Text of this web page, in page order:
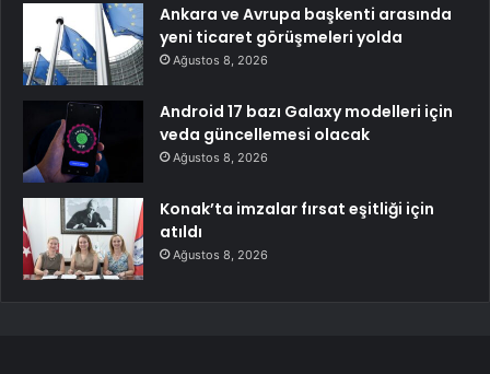
Ankara ve Avrupa başkenti arasında
yeni ticaret görüşmeleri yolda
Ağustos 8, 2026
Android 17 bazı Galaxy modelleri için
veda güncellemesi olacak
Ağustos 8, 2026
Konak’ta imzalar fırsat eşitliği için
atıldı
Ağustos 8, 2026